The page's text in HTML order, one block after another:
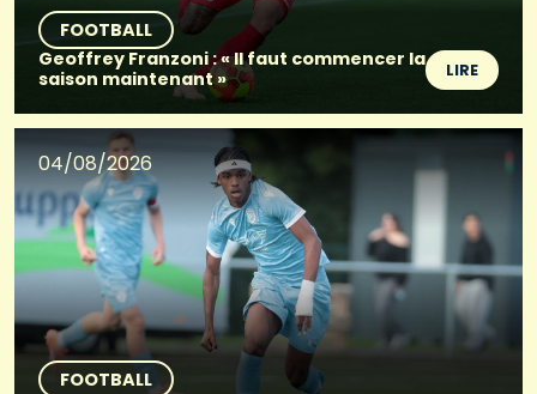
FOOTBALL
Geoffrey Franzoni : « Il faut commencer la
saison maintenant »
LIRE
04/08/2026
FOOTBALL